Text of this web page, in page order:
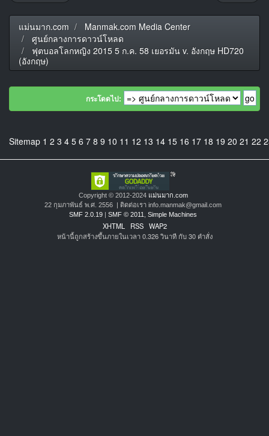
แม่นมาก.com
Manmak.com Media Center
ศูนย์กลางการดาวน์โหลด
ฟุตบอลโลกหญิง 2015 5 ก.ค. 58 เยอรมัน v. อังกฤษ HD720
(อังกฤษ)
กระโดดไป:
Sitemap 1 2 3 4 5 6 7 8 9 10 11 12 13 14 15 16 17 18 19 20 21 22
Copyright © 2012-2024 แม่นมาก.com
22 กุมภาพันธ์ พ.ศ. 2556 | ติดต่อเรา info.manmak@gmail.com
SMF 2.0.19 | SMF © 2011 Simple Machines
XHTML RSS WAP2
หน้านี้ถูกสร้างขึ้นภายในเวลา 0.326 วินาที กับ 30 คำสั่ง